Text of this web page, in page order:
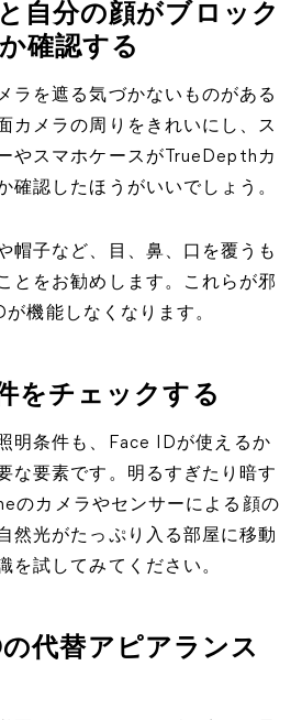
自分の顔がブロック
確認する
ラを遮る気づかないものがある
カメラの周りをきれいにし、ス
やスマホケースがTrueDepthカ
確認したほうがいいでしょう。
帽子など、目、鼻、口を覆うも
とをお勧めします。これらが邪
機能しなくなります。
をチェックする
明条件も、Face IDが使えるか
な要素です。明るすぎたり暗す
のカメラやセンサーによる顔の
然光がたっぷり入る部屋に移動
を試してみてください。
代替アピアランス